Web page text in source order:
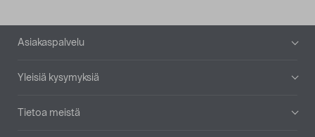
Alatunniste
Asiakaspalvelu
Yleisiä kysymyksiä
Tietoa meistä